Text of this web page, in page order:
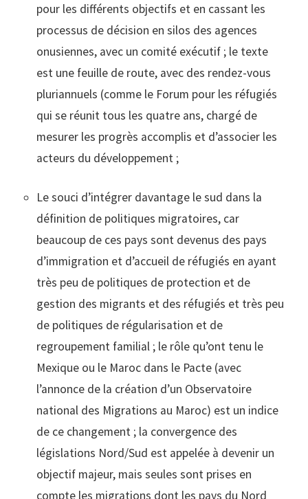
pour les différents objectifs et en cassant les
processus de décision en silos des agences
onusiennes, avec un comité exécutif ; le texte
est une feuille de route, avec des rendez-vous
pluriannuels (comme le Forum pour les réfugiés
qui se réunit tous les quatre ans, chargé de
mesurer les progrès accomplis et d’associer les
acteurs du développement ;
Le souci d’intégrer davantage le sud dans la
définition de politiques migratoires, car
beaucoup de ces pays sont devenus des pays
d’immigration et d’accueil de réfugiés en ayant
très peu de politiques de protection et de
gestion des migrants et des réfugiés et très peu
de politiques de régularisation et de
regroupement familial ; le rôle qu’ont tenu le
Mexique ou le Maroc dans le Pacte (avec
l’annonce de la création d’un Observatoire
national des Migrations au Maroc) est un indice
de ce changement ; la convergence des
législations Nord/Sud est appelée à devenir un
objectif majeur, mais seules sont prises en
compte les migrations dont les pays du Nord